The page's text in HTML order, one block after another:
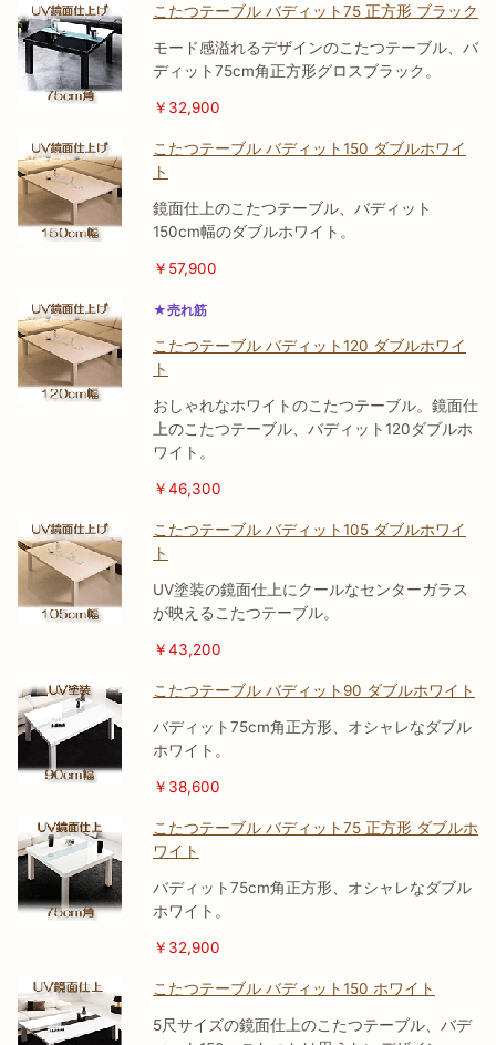
こたつテーブル バディット75 正方形 ブラック
モード感溢れるデザインのこたつテーブル、バ
ディット75cm角正方形グロスブラック。
￥32,900
こたつテーブル バディット150 ダブルホワイ
ト
鏡面仕上のこたつテーブル、バディット
150cm幅のダブルホワイト。
￥57,900
★売れ筋
こたつテーブル バディット120 ダブルホワイ
ト
おしゃれなホワイトのこたつテーブル。鏡面仕
上のこたつテーブル、バディット120ダブルホ
ワイト。
￥46,300
こたつテーブル バディット105 ダブルホワイ
ト
UV塗装の鏡面仕上にクールなセンターガラス
が映えるこたつテーブル。
￥43,200
こたつテーブル バディット90 ダブルホワイト
バディット75cm角正方形、オシャレなダブル
ホワイト。
￥38,600
こたつテーブル バディット75 正方形 ダブルホ
ワイト
バディット75cm角正方形、オシャレなダブル
ホワイト。
￥32,900
こたつテーブル バディット150 ホワイト
5尺サイズの鏡面仕上のこたつテーブル、バデ